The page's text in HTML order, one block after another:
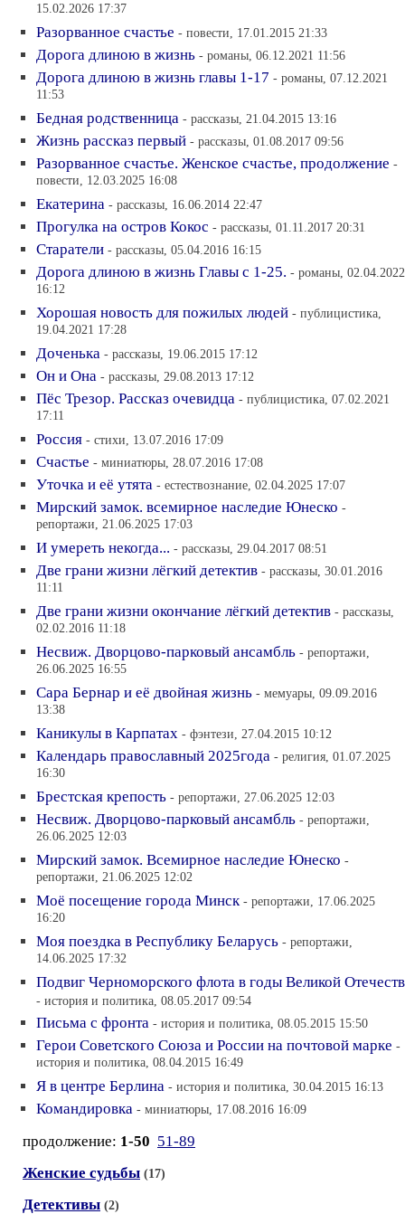
15.02.2026 17:37
Разорванное счастье - повести, 17.01.2015 21:33
Дорога длиною в жизнь - романы, 06.12.2021 11:56
Дорога длиною в жизнь главы 1-17 - романы, 07.12.2021
11:53
Бедная родственница - рассказы, 21.04.2015 13:16
Жизнь рассказ первый - рассказы, 01.08.2017 09:56
Разорванное счастье. Женское счастье, продолжение -
повести, 12.03.2025 16:08
Екатерина - рассказы, 16.06.2014 22:47
Прогулка на остров Кокос - рассказы, 01.11.2017 20:31
Старатели - рассказы, 05.04.2016 16:15
Дорога длиною в жизнь Главы с 1-25. - романы, 02.04.2022
16:12
Хорошая новость для пожилых людей - публицистика,
19.04.2021 17:28
Доченька - рассказы, 19.06.2015 17:12
Он и Она - рассказы, 29.08.2013 17:12
Пёс Трезор. Рассказ очевидца - публицистика, 07.02.2021
17:11
Россия - стихи, 13.07.2016 17:09
Счастье - миниатюры, 28.07.2016 17:08
Уточка и её утята - естествознание, 02.04.2025 17:07
Мирский замок. всемирное наследие Юнеско -
репортажи, 21.06.2025 17:03
И умереть некогда... - рассказы, 29.04.2017 08:51
Две грани жизни лёгкий детектив - рассказы, 30.01.2016
11:11
Две грани жизни окончание лёгкий детектив - рассказы,
02.02.2016 11:18
Несвиж. Дворцово-парковый ансамбль - репортажи,
26.06.2025 16:55
Сара Бернар и её двойная жизнь - мемуары, 09.09.2016
13:38
Каникулы в Карпатах - фэнтези, 27.04.2015 10:12
Календарь православный 2025года - религия, 01.07.2025
16:30
Брестская крепость - репортажи, 27.06.2025 12:03
Несвиж. Дворцово-парковый ансамбль - репортажи,
26.06.2025 12:03
Мирский замок. Всемирное наследие Юнеско -
репортажи, 21.06.2025 12:02
Моё посещение города Минск - репортажи, 17.06.2025
16:20
Моя поездка в Республику Беларусь - репортажи,
14.06.2025 17:32
Подвиг Черноморского флота в годы Великой Отечеств
- история и политика, 08.05.2017 09:54
Письма с фронта - история и политика, 08.05.2015 15:50
Герои Советского Союза и России на почтовой марке -
история и политика, 08.04.2015 16:49
Я в центре Берлина - история и политика, 30.04.2015 16:13
Командировка - миниатюры, 17.08.2016 16:09
продолжение: 1-50 51-89
Женские судьбы (17)
Детективы (2)